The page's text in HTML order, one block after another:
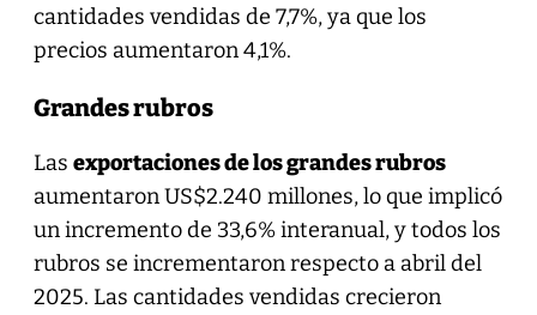
cantidades vendidas de 7,7%, ya que los
precios aumentaron 4,1%.
Grandes rubros
Las exportaciones de los grandes rubros
aumentaron US$2.240 millones, lo que implicó
un incremento de 33,6% interanual, y todos los
rubros se incrementaron respecto a abril del
2025. Las cantidades vendidas crecieron